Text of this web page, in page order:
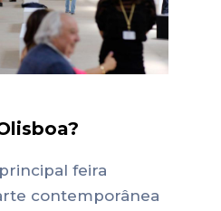
feira
contemporânea